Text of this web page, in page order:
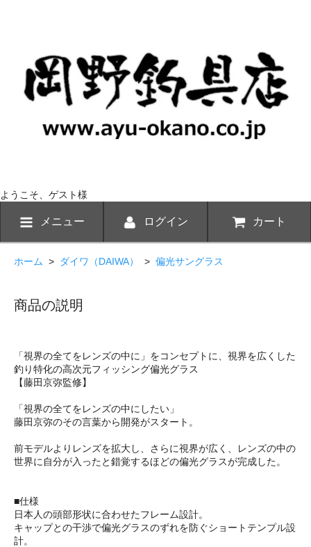
ようこそ、ゲスト様
メニュー ログイン カート
ホーム > ダイワ（DAIWA） > 偏光サングラス
商品の説明
「視界の全てをレンズの中に」をコンセプトに、視界を広くした
釣り特化の高次元フィッシング偏光グラス
【藤田京弥監修】
「視界の全てをレンズの中にしたい」
藤田京弥のその言葉から開発がスタート。
前モデルよりレンズを拡大し、さらに視界が広く、レンズの中の
世界に自分が入ったと錯覚するほどの偏光グラスが完成した。
■仕様
日本人の頭部形状に合わせたフレーム設計。
キャップとの干渉で偏光グラスのずれを防ぐショートテンプル設
計。